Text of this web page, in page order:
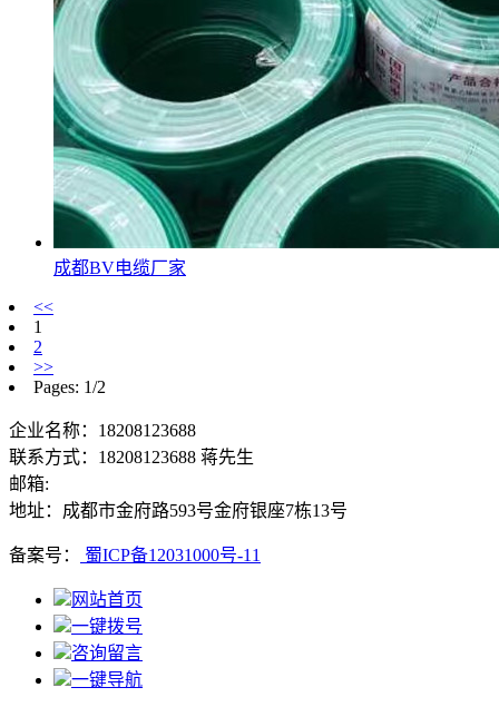
成都BV电缆厂家
<<
1
2
>>
Pages: 1/2
企业名称：18208123688
联系方式：18208123688 蒋先生
邮箱:
地址：成都市金府路593号金府银座7栋13号
备案号： 蜀ICP备12031000号-11
网站首页
一键拨号
咨询留言
一键导航